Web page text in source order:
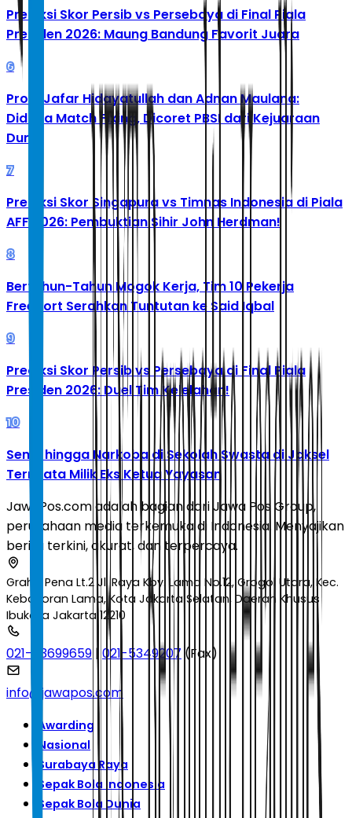
Prediksi Skor Persib vs Persebaya di Final Piala
Presiden 2026: Maung Bandung Favorit Juara
6
Profil Jafar Hidayatullah dan Adnan Maulana:
Diduga Match Fixing, Dicoret PBSI dari Kejuaraan
Dunia
7
Prediksi Skor Singapura vs Timnas Indonesia di Piala
AFF 2026: Pembuktian Sihir John Herdman!
8
Bertahun-Tahun Mogok Kerja, Tim 10 Pekerja
Freeport Serahkan Tuntutan ke Said Iqbal
9
Prediksi Skor Persib vs Persebaya di Final Piala
Presiden 2026: Duel Tim Kelelahan!
10
Senpi hingga Narkoba di Sekolah Swasta di Jaksel
Ternyata Milik Eks Ketua Yayasan
JawaPos.com adalah bagian dari Jawa Pos Group,
perusahaan media terkemuka di Indonesia. Menyajikan
berita terkini, akurat, dan terpercaya.
Graha Pena Lt.2 Jl. Raya Kby. Lama No.12, Grogol Utara, Kec.
Kebayoran Lama, Kota Jakarta Selatan, Daerah Khusus
Ibukota Jakarta 12210
021-53699659 | 021-5349207 (Fax)
info@jawapos.com
Awarding
Nasional
Surabaya Raya
Sepak Bola Indonesia
Sepak Bola Dunia